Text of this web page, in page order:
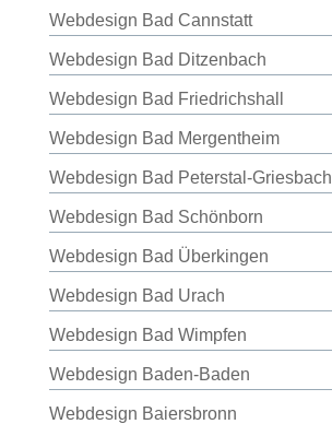
Webdesign Bad Cannstatt
Webdesign Bad Ditzenbach
Webdesign Bad Friedrichshall
Webdesign Bad Mergentheim
Webdesign Bad Peterstal-Griesbach
Webdesign Bad Schönborn
Webdesign Bad Überkingen
Webdesign Bad Urach
Webdesign Bad Wimpfen
Webdesign Baden-Baden
Webdesign Baiersbronn